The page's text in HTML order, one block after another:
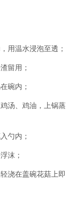
用温水浸泡至透；
留用；
碗内；
汤、鸡油，上锅蒸
勺内；
沫；
浇在盖碗花菇上即